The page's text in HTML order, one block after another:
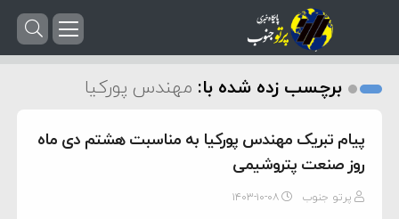
برچسب زده شده با: مهندس پورکیا
پیام تبریک مهندس پورکیا به مناسبت هشتم دی ماه
روز صنعت پتروشیمی
پرتو جنوب ۱۴۰۳-۱۰-۰۸